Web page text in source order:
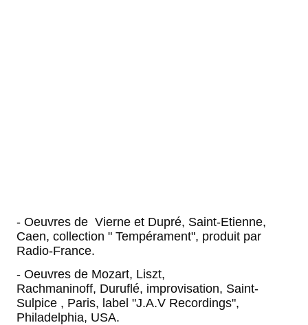
- Oeuvres de Vierne et Dupré, Saint-Etienne,
Caen, collection " Tempérament", produit par
Radio-France.
- Oeuvres de Mozart, Liszt,
Rachmaninoff, Duruflé, improvisation, Saint-
Sulpice , Paris, label "J.A.V Recordings",
Philadelphia, USA.